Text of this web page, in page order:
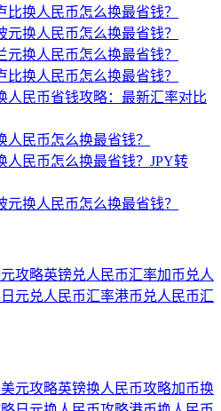
比换人民币怎么换最省钱？
元换人民币怎么换最省钱？
元换人民币怎么换最省钱？
比换人民币怎么换最省钱？
人民币省钱攻略：最新汇率对比
人民币怎么换最省钱？
人民币怎么换最省钱？JPY转
元换人民币怎么换最省钱？
攻略英镑兑人民币汇率加币兑人
日元兑人民币汇率港币兑人民币汇
元攻略英镑换人民币攻略加币换